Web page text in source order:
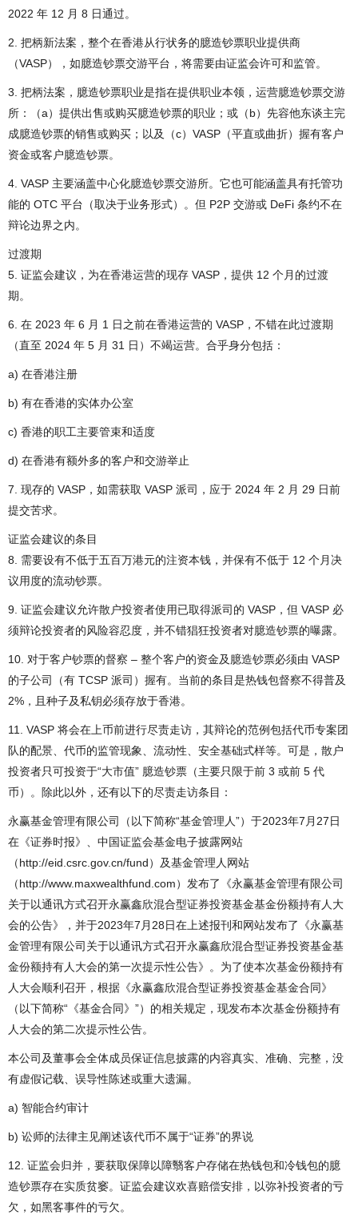
2022 年 12 月 8 日通过。
2. 把柄新法案，整个在香港从行状务的臆造钞票职业提供商
（VASP），如臆造钞票交游平台，将需要由证监会许可和监管。
3. 把柄法案，臆造钞票职业是指在提供职业本领，运营臆造钞票交游
所：（a）提供出售或购买臆造钞票的职业；或（b）先容他东谈主完
成臆造钞票的销售或购买；以及（c）VASP（平直或曲折）握有客户
资金或客户臆造钞票。
4. VASP 主要涵盖中心化臆造钞票交游所。它也可能涵盖具有托管功
能的 OTC 平台（取决于业务形式）。但 P2P 交游或 DeFi 条约不在
辩论边界之内。
过渡期
5. 证监会建议，为在香港运营的现存 VASP，提供 12 个月的过渡
期。
6. 在 2023 年 6 月 1 日之前在香港运营的 VASP，不错在此过渡期
（直至 2024 年 5 月 31 日）不竭运营。合乎身分包括：
a) 在香港注册
b) 有在香港的实体办公室
c) 香港的职工主要管束和适度
d) 在香港有额外多的客户和交游举止
7. 现存的 VASP，如需获取 VASP 派司，应于 2024 年 2 月 29 日前
提交苦求。
证监会建议的条目
8. 需要设有不低于五百万港元的注资本钱，并保有不低于 12 个月决
议用度的流动钞票。
9. 证监会建议允许散户投资者使用已取得派司的 VASP，但 VASP 必
须辩论投资者的风险容忍度，并不错猖狂投资者对臆造钞票的曝露。
10. 对于客户钞票的督察 – 整个客户的资金及臆造钞票必须由 VASP
的子公司（有 TCSP 派司）握有。当前的条目是热钱包督察不得普及
2%，且种子及私钥必须存放于香港。
11. VASP 将会在上币前进行尽责走访，其辩论的范例包括代币专案团
队的配景、代币的监管现象、流动性、安全基础式样等。可是，散户
投资者只可投资于“大市值” 臆造钞票（主要只限于前 3 或前 5 代
币）。除此以外，还有以下的尽责走访条目：
永赢基金管理有限公司（以下简称“基金管理人”）于2023年7月27日
在《证券时报》、中国证监会基金电子披露网站
（http://eid.csrc.gov.cn/fund）及基金管理人网站
（http://www.maxwealthfund.com）发布了《永赢基金管理有限公司
关于以通讯方式召开永赢鑫欣混合型证券投资基金基金份额持有人大
会的公告》，并于2023年7月28日在上述报刊和网站发布了《永赢基
金管理有限公司关于以通讯方式召开永赢鑫欣混合型证券投资基金基
金份额持有人大会的第一次提示性公告》。为了使本次基金份额持有
人大会顺利召开，根据《永赢鑫欣混合型证券投资基金基金合同》
（以下简称“《基金合同》”）的相关规定，现发布本次基金份额持有
人大会的第二次提示性公告。
本公司及董事会全体成员保证信息披露的内容真实、准确、完整，没
有虚假记载、误导性陈述或重大遗漏。
a) 智能合约审计
b) 讼师的法律主见阐述该代币不属于“证券”的界说
12. 证监会归并，要获取保障以障翳客户存储在热钱包和冷钱包的臆
造钞票存在实质贫窭。证监会建议欢喜赔偿安排，以弥补投资者的亏
欠，如黑客事件的亏欠。